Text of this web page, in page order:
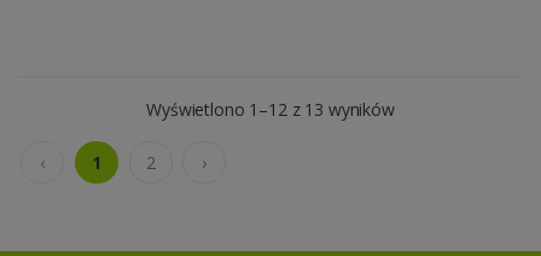
Wyświetlono 1–12 z 13 wyników
‹ 1 2 ›